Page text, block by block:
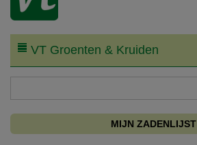
VT Groenten & Kruiden
MIJN ZADENLIJST